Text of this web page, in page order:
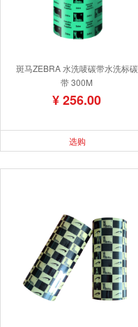
斑马ZEBRA 水洗唛碳带水洗标碳
带 300M
¥ 256.00
选购